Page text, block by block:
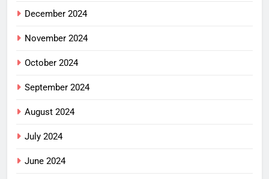
December 2024
November 2024
October 2024
September 2024
August 2024
July 2024
June 2024